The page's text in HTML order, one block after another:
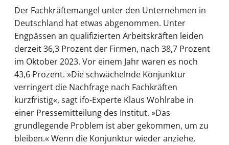
Der Fachkräftemangel unter den Unternehmen in
Deutschland hat etwas abgenommen. Unter
Engpässen an qualifizierten Arbeitskräften leiden
derzeit 36,3 Prozent der Firmen, nach 38,7 Prozent
im Oktober 2023. Vor einem Jahr waren es noch
43,6 Prozent. »Die schwächelnde Konjunktur
verringert die Nachfrage nach Fachkräften
kurzfristig«, sagt ifo-Experte Klaus Wohlrabe in
einer Pressemitteilung des Institut. »Das
grundlegende Problem ist aber gekommen, um zu
bleiben.« Wenn die Konjunktur wieder anziehe,